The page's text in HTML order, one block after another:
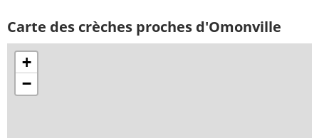
Carte des crèches proches d'Omonville
+
−